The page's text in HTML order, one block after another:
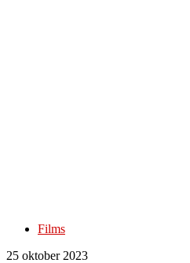
Films
25 oktober 2023